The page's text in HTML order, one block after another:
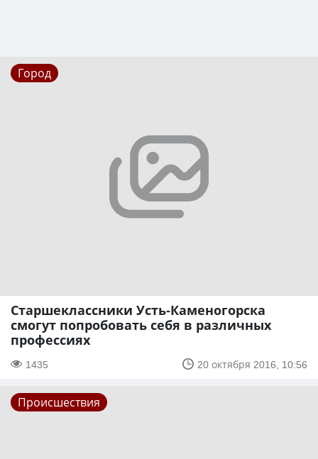
Город
Старшеклассники Усть-Каменогорска
смогут попробовать себя в различных
профессиях
1435 20 октября 2016, 10:56
Происшествия